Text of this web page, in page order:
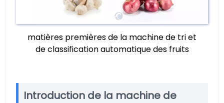
matières premières de la machine de tri et
de classification automatique des fruits
Introduction de la machine de